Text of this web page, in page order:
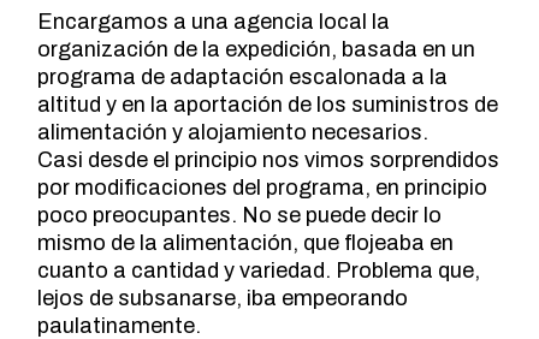
Encargamos a una agencia local la
organización de la expedición, basada en un
programa de adaptación escalonada a la
altitud y en la aportación de los suministros de
alimentación y alojamiento necesarios.
Casi desde el principio nos vimos sorprendidos
por modificaciones del programa, en principio
poco preocupantes. No se puede decir lo
mismo de la alimentación, que flojeaba en
cuanto a cantidad y variedad. Problema que,
lejos de subsanarse, iba empeorando
paulatinamente.